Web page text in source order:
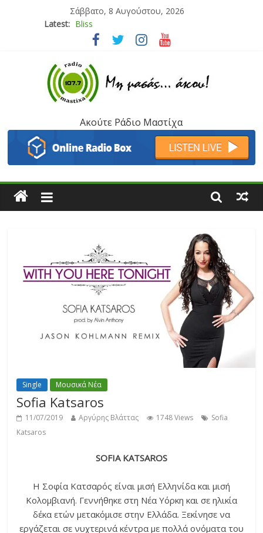
Σάββατο, 8 Αυγούστου, 2026
Latest: Bliss
Μάνος Τρυπιάς & Γιώργος Στρατάκης
Ιορδάνης Αγαπητός
Μαριάννα Μασάδη
Τάνια Μπρεάζου
Ακούτε Ράδιο Μαστίχα
Single Μουσικά Νέα
Sofia Katsaros
11/07/2019 Αργύρης Βλάττας 1748 Views
Sofia
Katsaros
SOFIA KATSAROS
Η Σοφία Κατσαρός είναι μισή Ελληνίδα και μισή
Κολομβιανή. Γεννήθηκε στη Νέα Υόρκη και σε ηλικία
δέκα ετών μετακόμισε στην Ελλάδα. Ξεκίνησε να
εργάζεται σε νυχτερινά κέντρα με πολλά ονόματα του